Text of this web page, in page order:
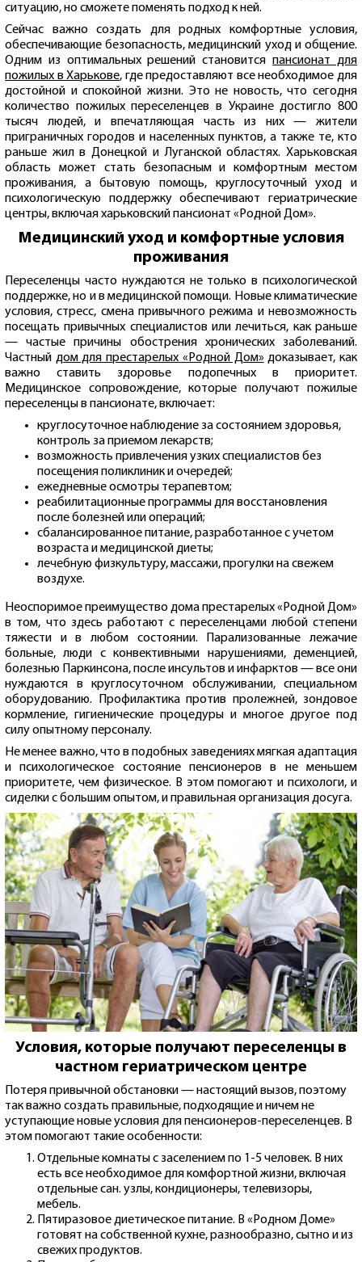
ситуацию, но сможете поменять подход к ней.
Сейчас важно создать для родных комфортные условия,
обеспечивающие безопасность, медицинский уход и общение.
Одним из оптимальных решений становитсяпансионат для
пожилых в Харькове, где предоставляют все необходимое для
достойной и спокойной жизни. Это не новость, что сегодня
количество пожилых переселенцев в Украине достигло 800
тысяч людей, и впечатляющая часть из них — жители
приграничных городов и населенных пунктов, а также те, кто
раньше жил в Донецкой и Луганской областях. Харьковская
область может стать безопасным и комфортным местом
проживания, а бытовую помощь, круглосуточный уход и
психологическую поддержку обеспечивают гериатрические
центры, включая харьковский пансионат «Родной Дом».
Медицинский уход и комфортные условия
проживания
Переселенцы часто нуждаются не только в психологической
поддержке, но и в медицинской помощи. Новые климатические
условия, стресс, смена привычного режима и невозможность
посещать привычных специалистов или лечиться, как раньше
— частые причины обострения хронических заболеваний.
Частный дом для престарелых «Родной Дом» доказывает, как
важно ставить здоровье подопечных в приоритет.
Медицинское сопровождение, которые получают пожилые
переселенцы в пансионате, включает:
круглосуточное наблюдение за состоянием здоровья,
контроль за приемом лекарств;
возможность привлечения узких специалистов без
посещения поликлиник и очередей;
ежедневные осмотры терапевтом;
реабилитационные программы для восстановления
после болезней или операций;
сбалансированное питание, разработанное с учетом
возраста и медицинской диеты;
лечебную физкультуру, массажи, прогулки на свежем
воздухе.
Неоспоримое преимущество дома престарелых «Родной Дом»
в том, что здесь работают с переселенцами любой степени
тяжести и в любом состоянии. Парализованные лежачие
больные, люди с конвективными нарушениями, деменцией,
болезнью Паркинсона, после инсультов и инфарктов — все они
нуждаются в круглосуточном обслуживании, специальном
оборудованию. Профилактика против пролежней, зондовое
кормление, гигиенические процедуры и многое другое под
силу опытному персоналу.
Не менее важно, что в подобных заведениях мягкая адаптация
и психологическое состояние пенсионеров в не меньшем
приоритете, чем физическое. В этом помогают и психологи, и
сиделки с большим опытом, и правильная организация досуга.
Условия, которые получают переселенцы в
частном гериатрическом центре
Потеря привычной обстановки — настоящий вызов, поэтому
так важно создать правильные, подходящие и ничем не
уступающие новые условия для пенсионеров-переселенцев. В
этом помогают такие особенности:
Отдельные комнаты с заселением по 1-5 человек. В них
есть все необходимое для комфортной жизни, включая
отдельные сан. узлы, кондиционеры, телевизоры,
мебель.
Пятиразовое диетическое питание. В «Родном Доме»
готовят на собственной кухне, разнообразно, сытно и из
свежих продуктов.